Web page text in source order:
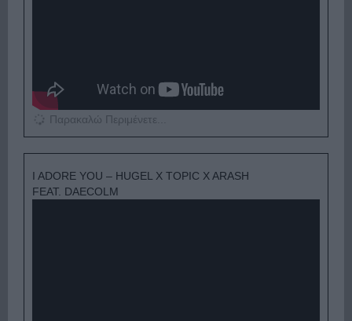
Παρακαλώ Περιμένετε...
I ADORE YOU – HUGEL X TOPIC X ARASH
FEAT. DAECOLM